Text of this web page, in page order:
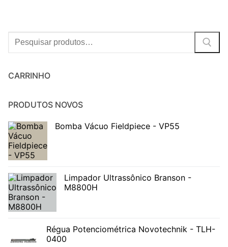
Procurar:
CARRINHO
PRODUTOS NOVOS
Bomba Vácuo Fieldpiece - VP55
Limpador Ultrassônico Branson -
M8800H
Régua Potenciométrica Novotechnik - TLH-
0400